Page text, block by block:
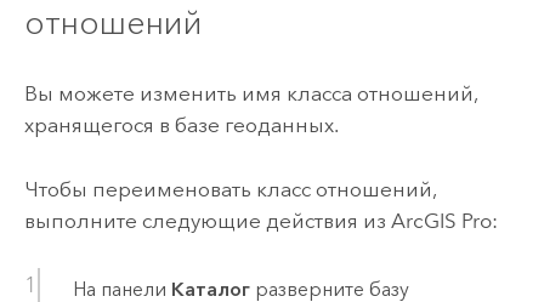
отношений
Вы можете изменить имя класса отношений,
хранящегося в базе геоданных.
Чтобы переименовать класс отношений,
выполните следующие действия из ArcGIS Pro:
На панели Каталогразверните базу